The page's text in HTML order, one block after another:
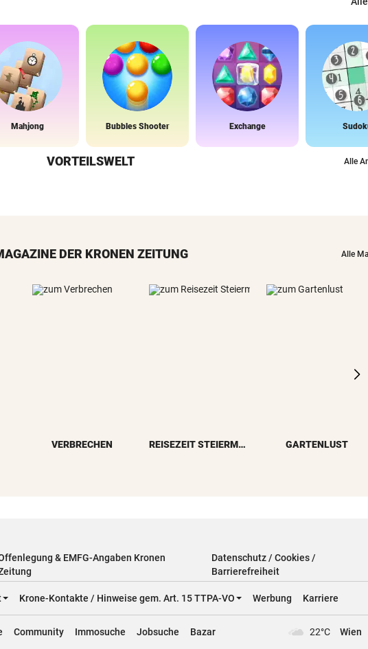
Mahjong Bubbles Shooter Exchange
VORTEILSWELT Alle
DER KRONEN ZEITUNG Alle
VERBRECHEN REISEZEIT STEIERMARK GARTENLUST
& EMFG-Angaben Kronen
Datenschutz / Cookies /
Barrierefreiheit
Krone-Kontakte / Hinweise gem. Art. 15 TTPA-VO Werbung Karriere
Community Immosuche Jobsuche Bazar 22°C Wien